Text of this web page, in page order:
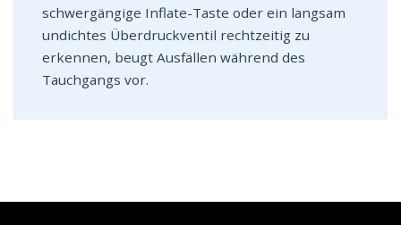
schwergängige Inflate-Taste oder ein langsam
undichtes Überdruckventil rechtzeitig zu
erkennen, beugt Ausfällen während des
Tauchgangs vor.